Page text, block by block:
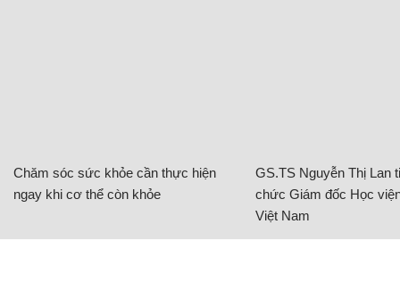
Chăm sóc sức khỏe cần thực hiện
ngay khi cơ thể còn khỏe
GS.TS Nguyễn Thị Lan
chức Giám đốc Học
Việt Nam